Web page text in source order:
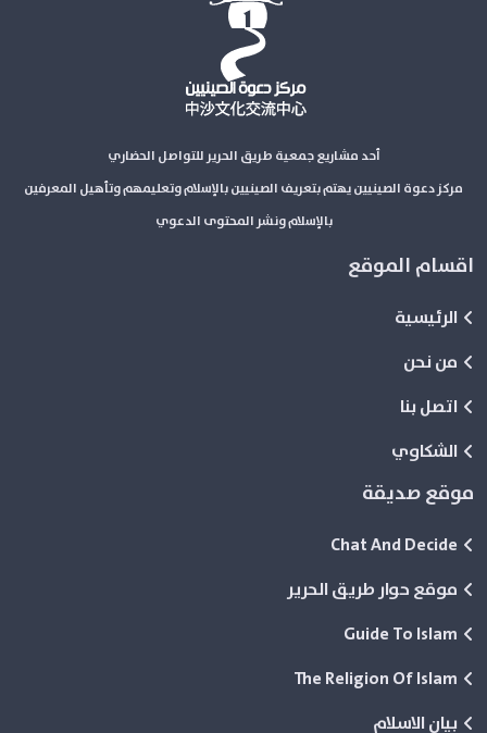
أحد مشاريع جمعية طريق الحرير للتواصل الحضاري
مركز دعوة الصينيين يهتم بتعريف الصينيين بالإسلام وتعليمهم وتأهيل المعرفين
بالإسلام ونشر المحتوى الدعوي
اقسام الموقع
الرئيسية
من نحن
اتصل بنا
الشكاوي
موقع صديقة
Chat And Decide
موقع حوار طريق الحرير
Guide To Islam
The Religion Of Islam
بيان الاسلام